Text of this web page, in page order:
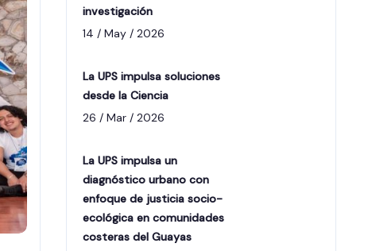
investigación
14 / May / 2026
La UPS impulsa soluciones
desde la Ciencia
26 / Mar / 2026
La UPS impulsa un
diagnóstico urbano con
enfoque de justicia socio-
ecológica en comunidades
costeras del Guayas